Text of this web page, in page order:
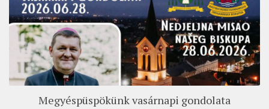
Megyéspüspökünk vasárnapi gondolata